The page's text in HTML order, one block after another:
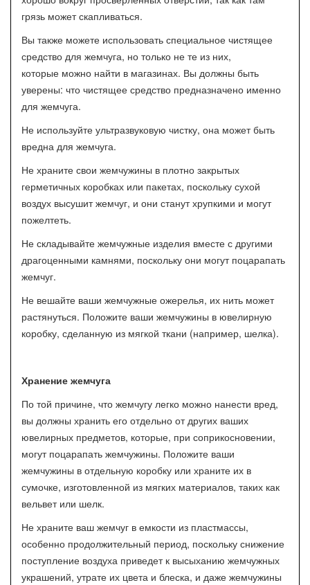
грязь может скапливаться.
Вы также можете использовать специальное чистящее
средство для жемчуга, но только не те из них,
которые можно найти в магазинах. Вы должны быть
уверены: что чистящее средство предназначено именно
для жемчуга.
Не используйте ультразвуковую чистку, она может быть
вредна для жемчуга.
Не храните свои жемчужины в плотно закрытых
герметичных коробках или пакетах, поскольку сухой
воздух высушит жемчуг, и они станут хрупкими и могут
пожелтеть.
Не складывайте жемчужные изделия вместе с другими
драгоценными камнями, поскольку они могут поцарапать
жемчуг.
Не вешайте ваши жемчужные ожерелья, их нить может
растянуться. Положите ваши жемчужины в ювелирную
коробку, сделанную из мягкой ткани (например, шелка).
Хранение жемчуга
По той причине, что жемчугу легко можно нанести вред,
вы должны хранить его отдельно от других ваших
ювелирных предметов, которые, при соприкосновении,
могут поцарапать жемчужины. Положите ваши
жемчужины в отдельную коробку или храните их в
сумочке, изготовленной из мягких материалов, таких как
вельвет или шелк.
Не храните ваш жемчуг в емкости из пластмассы,
особенно продолжительный период, поскольку снижение
поступление воздуха приведет к высыханию жемчужных
украшений, утрате их цвета и блеска, и даже жемчужины